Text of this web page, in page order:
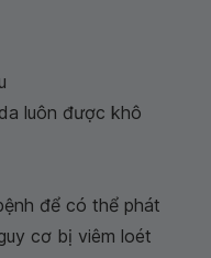
luôn được khô
để có thể phát
cơ bị viêm loét